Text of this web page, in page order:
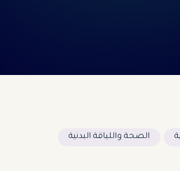
الصحة واللياقة البدنية